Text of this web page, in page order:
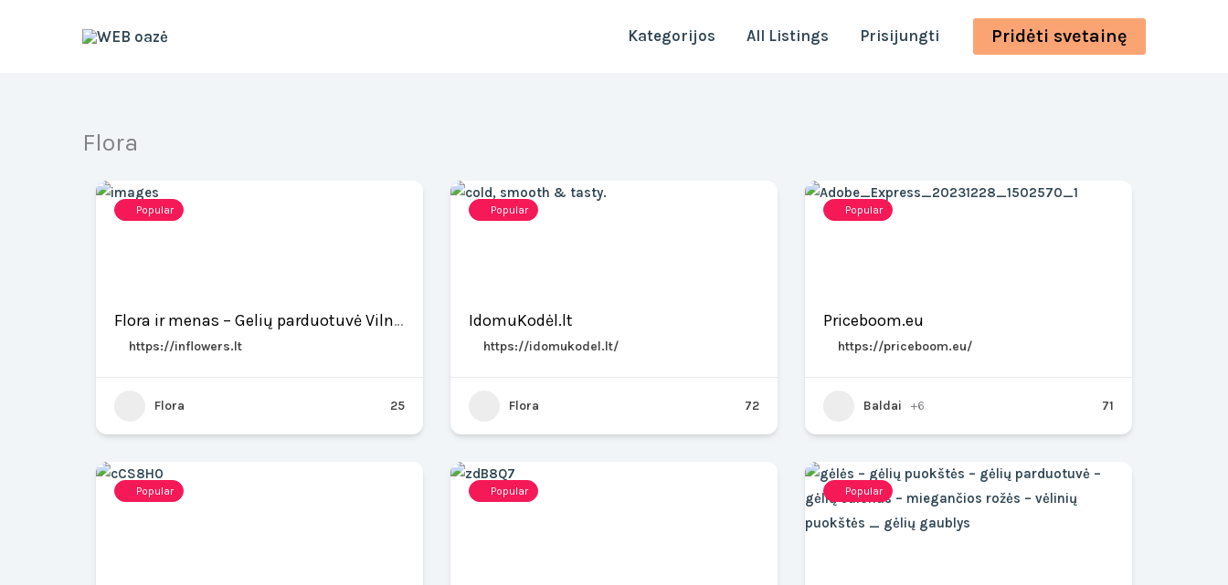
Kategorijos All Listings Prisijungti Pridėti svetainę
Flora
Popular
Flora ir menas – Gelių parduotuvė Vilniuje
https://inflowers.lt
Flora 25
Popular
IdomuKodėl.lt
https://idomukodel.lt/
Flora 72
Popular
Priceboom.eu
https://priceboom.eu/
Baldai +6 71
Popular Popular Popular